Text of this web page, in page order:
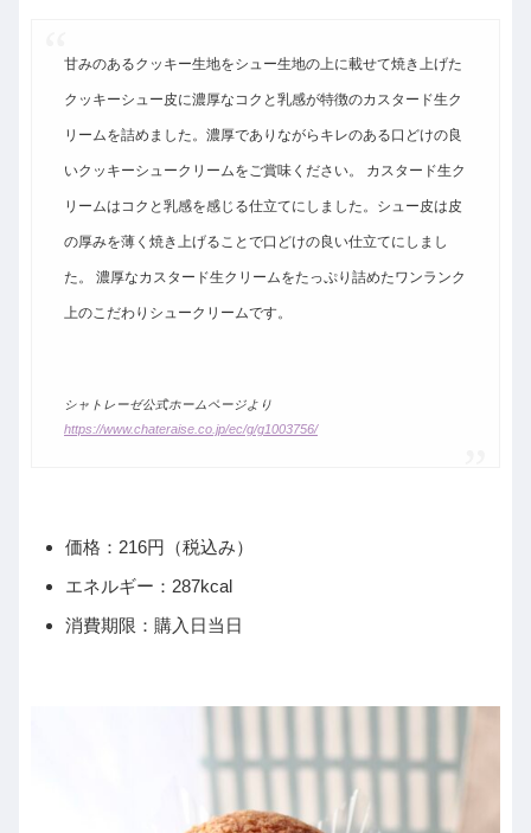
甘みのあるクッキー生地をシュー生地の上に載せて焼き上げた
クッキーシュー皮に濃厚なコクと乳感が特徴のカスタード生ク
リームを詰めました。濃厚でありながらキレのある口どけの良
いクッキーシュークリームをご賞味ください。 カスタード生ク
リームはコクと乳感を感じる仕立てにしました。シュー皮は皮
の厚みを薄く焼き上げることで口どけの良い仕立てにしまし
た。 濃厚なカスタード生クリームをたっぷり詰めたワンランク
上のこだわりシュークリームです。
シャトレーゼ公式ホームページより
https://www.chateraise.co.jp/ec/g/g1003756/
価格：216円（税込み）
エネルギー：287kcal
消費期限：購入日当日